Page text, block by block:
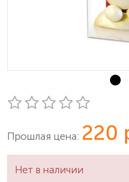
Прошлая цена: 220
Нет в наличии